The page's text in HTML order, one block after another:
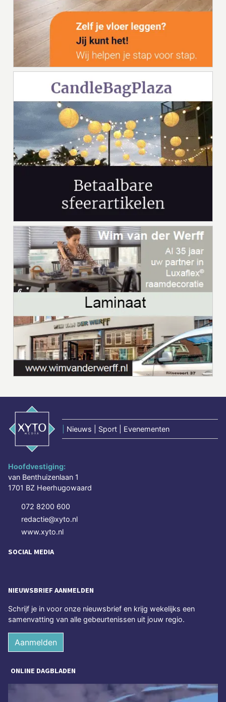
Nieuws | Sport | Evenementen
Hoofdvestiging:
van Benthuizenlaan 1
1701 BZ Heerhugowaard
072 8200 600
redactie@xyto.nl
www.xyto.nl
SOCIAL MEDIA
NIEUWSBRIEF AANMELDEN
Schrijf je in voor onze nieuwsbrief en krijg wekelijks een
samenvatting van alle gebeurtenissen uit jouw regio.
Aanmelden
ONLINE DAGBLADEN